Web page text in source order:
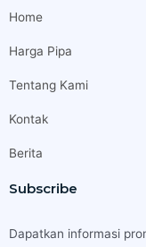
Home
Harga Pipa
Tentang Kami
Kontak
Berita
Subscribe
Dapatkan informasi